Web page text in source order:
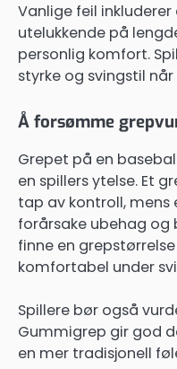
Vanlige feil
utelukkende på
personlig komfort.
styrke og svingstil
Å forsømme
Grepet på en
en spillers ytelse. Et
tap av kontroll, mens
forårsake ubehag og
finne en
komfortabel under
Spillere bør også
Gummigrep gir god
en mer tradisjonell